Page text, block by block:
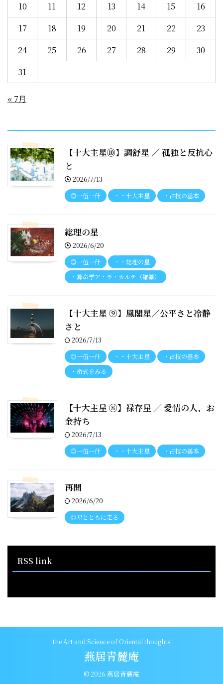
10
11 12 13 14 15
16
17
18 19 20 21 22
23
24
25 26 27 28 29
30
31
« 7月
【十大主星⑩】調舒星 ／ 孤独と反抗心
と
2026/7/13
◎一伍一什 ・・十大主星 ・占技の基本
総理の星
2026/6/20
◎一伍一什
・・総理の星
・算命学ア・ラ・カルテ（雑纂）
【十大主星 ⑨】鳳閣星／公平さと冷静
さと
2026/7/13
◎一伍一什 ・・十大主星
・占技の基本
・命式をみる
【十大主星 ⑧】禄存星 ／ 愛情の人、お
金持ち
2026/7/13
◎一伍一什 ・・十大主星 ・占技の基本
再開
2026/6/20
◎星とともに走る
RSS link
the Art and Science of Oriental thoughts
燕居青麓庵
© 2026 燕居青麓庵